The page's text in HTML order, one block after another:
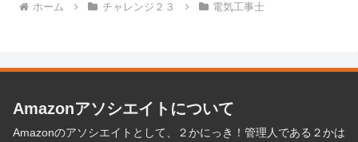
ホーム チャレンジ２３ 電気工事士
Amazonアソシエイトについて
Amazonのアソシエイトとして、２かにっき！管理人である２かは